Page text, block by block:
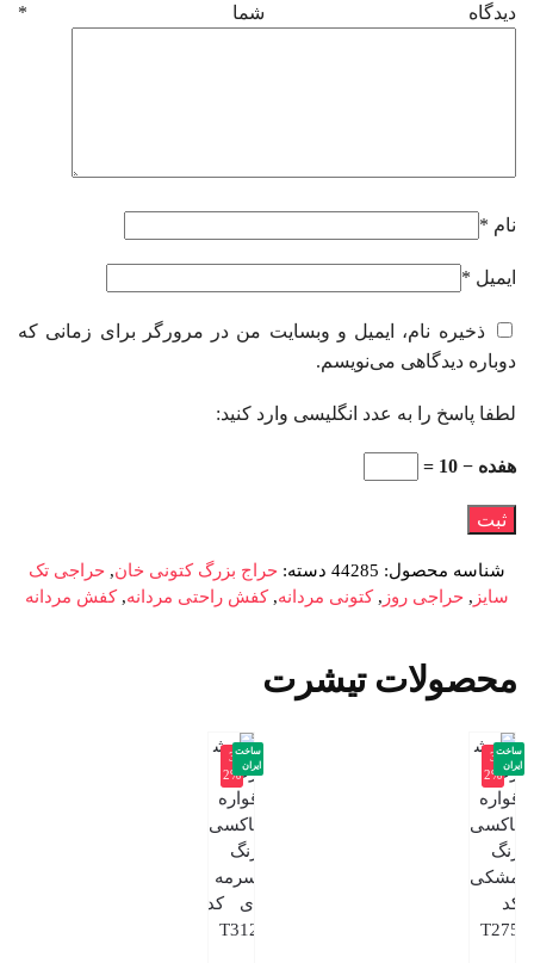
دیدگاه شما *
نام *
ایمیل *
ذخیره نام، ایمیل و وبسایت من در مرورگر برای زمانی که
دوباره دیدگاهی می‌نویسم.
لطفا پاسخ را به عدد انگلیسی وارد کنید:
هفده − 10 =
شناسه محصول: 44285 دسته: حراج بزرگ کتونی خان, حراجی تک
سایز , حراجی روز ,کتونی مردانه,کفش راحتی مردانه,کفش مردانه
محصولات تیشرت
-3
2%
ساخت
ایران
-3
2%
ساخت
ایران